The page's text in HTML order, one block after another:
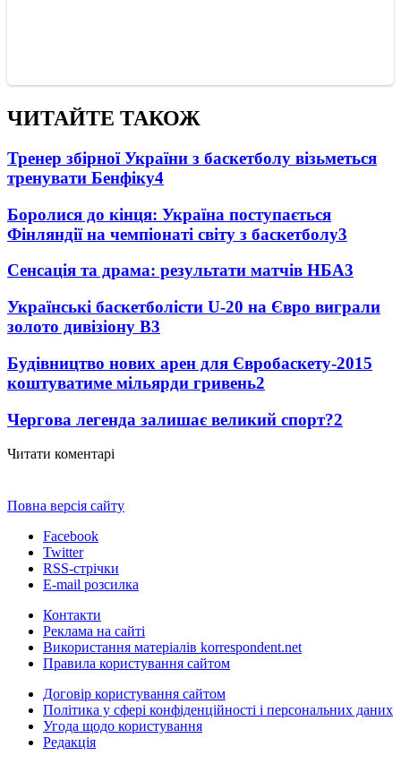
ЧИТАЙТЕ ТАКОЖ
Тренер збірної України з баскетболу візьметься
тренувати Бенфіку4
Боролися до кінця: Україна поступається
Фінляндії на чемпіонаті світу з баскетболу3
Сенсація та драма: результати матчів НБА3
Українські баскетболісти U-20 на Євро виграли
золото дивізіону В3
Будівництво нових арен для Євробаскету-2015
коштуватиме мільярди гривень2
Чергова легенда залишає великий спорт?2
Читати коментарі
Повна версія сайту
Facebook
Twitter
RSS-стрічки
E-mail розсилка
Контакти
Реклама на сайті
Використання матеріалів korrespondent.net
Правила користування сайтом
Договір користування сайтом
Політика у сфері конфіденційності і персональних даних
Угода щодо користування
Редакція